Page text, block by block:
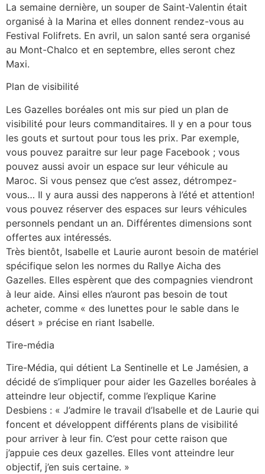
La semaine dernière, un souper de Saint-Valentin était
organisé à la Marina et elles donnent rendez-vous au
Festival Folifrets. En avril, un salon santé sera organisé
au Mont-Chalco et en septembre, elles seront chez
Maxi.
Plan de visibilité
Les Gazelles boréales ont mis sur pied un plan de
visibilité pour leurs commanditaires. Il y en a pour tous
les gouts et surtout pour tous les prix. Par exemple,
vous pouvez paraitre sur leur page Facebook ; vous
pouvez aussi avoir un espace sur leur véhicule au
Maroc. Si vous pensez que c’est assez, détrompez-
vous… Il y aura aussi des napperons à l’été et attention!
vous pouvez réserver des espaces sur leurs véhicules
personnels pendant un an. Différentes dimensions sont
offertes aux intéressés.
Très bientôt, Isabelle et Laurie auront besoin de matériel
spécifique selon les normes du Rallye Aicha des
Gazelles. Elles espèrent que des compagnies viendront
à leur aide. Ainsi elles n’auront pas besoin de tout
acheter, comme « des lunettes pour le sable dans le
désert » précise en riant Isabelle.
Tire-média
Tire-Média, qui détient La Sentinelle et Le Jamésien, a
décidé de s’impliquer pour aider les Gazelles boréales à
atteindre leur objectif, comme l’explique Karine
Desbiens : « J’admire le travail d’Isabelle et de Laurie qui
foncent et développent différents plans de visibilité
pour arriver à leur fin. C’est pour cette raison que
j’appuie ces deux gazelles. Elles vont atteindre leur
objectif, j’en suis certaine. »